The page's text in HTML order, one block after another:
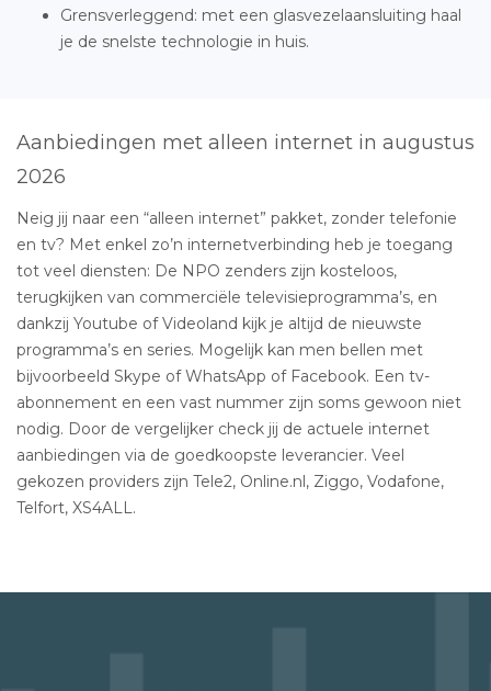
Grensverleggend: met een glasvezelaansluiting haal
je de snelste technologie in huis.
Aanbiedingen met alleen internet in augustus
2026
Neig jij naar een “alleen internet” pakket, zonder telefonie
en tv? Met enkel zo’n internetverbinding heb je toegang
tot veel diensten: De NPO zenders zijn kosteloos,
terugkijken van commerciële televisieprogramma’s, en
dankzij Youtube of Videoland kijk je altijd de nieuwste
programma’s en series. Mogelijk kan men bellen met
bijvoorbeeld Skype of WhatsApp of Facebook. Een tv-
abonnement en een vast nummer zijn soms gewoon niet
nodig. Door de vergelijker check jij de actuele internet
aanbiedingen via de goedkoopste leverancier. Veel
gekozen providers zijn Tele2, Online.nl, Ziggo, Vodafone,
Telfort, XS4ALL.